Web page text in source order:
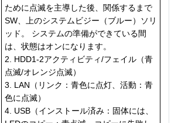
ために点滅を主導した後、関係するまで
SW、上のシステムビジー（ブルー）ソリ
ッド。 システムの準備ができている間
は、状態はオンになります。
2. HDD1-2アクティビティ/フェイル（青
点滅/オレンジ点滅）
3. LAN（リンク：青色に点灯、活動：青
色に点滅）
4. USB（インストール済み：固体には、